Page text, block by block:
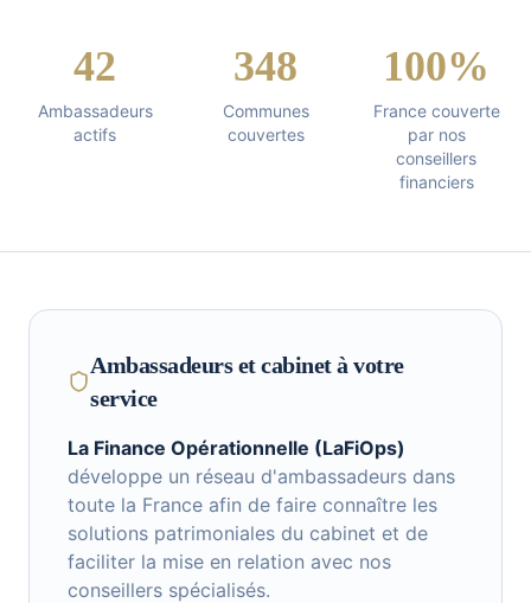
42
Ambassadeurs
actifs
348
Communes
couvertes
100%
France couverte
par nos
conseillers
financiers
Ambassadeurs et cabinet à votre
service
La Finance Opérationnelle (LaFiOps)
développe un réseau d'ambassadeurs dans
toute la France afin de faire connaître les
solutions patrimoniales du cabinet et de
faciliter la mise en relation avec nos
conseillers spécialisés.